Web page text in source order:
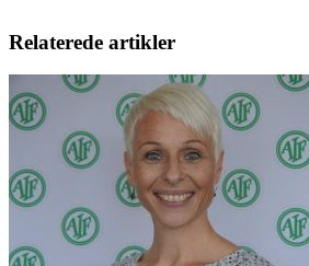
Relaterede artikler